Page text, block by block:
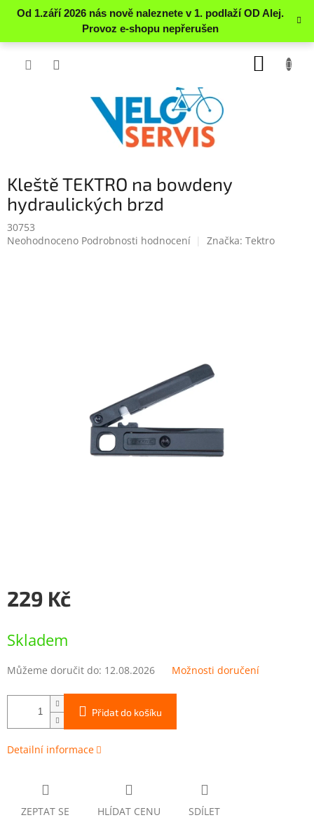
Přejít
Kleště TEKTRO na bowdeny
hydraulických brzd
30753
Průměrné
Neohodnoceno Podrobnosti hodnocení Značka: Tektro
229 Kč
cena:
Skladem
Můžeme doručit do: 12.08.2026 Možnosti doručení
Přidat do košíku
Detailní informace
ZEPTAT SE HLÍDAT CENU SDÍLET